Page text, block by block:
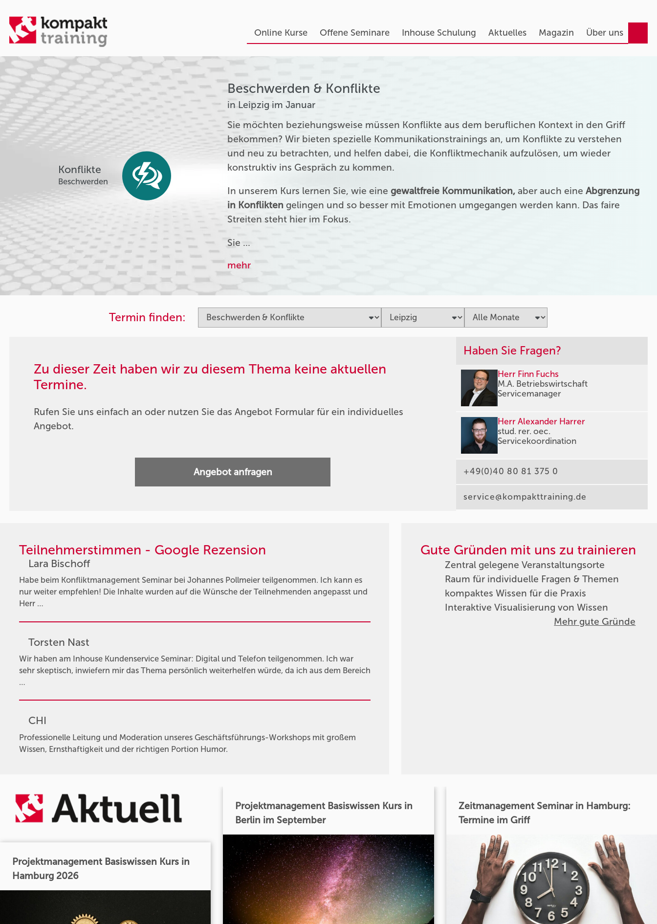
Online Kurse Offene Seminare Inhouse Schulung Aktuelles Magazin Über uns
Konflikte
Beschwerden
Beschwerden & Konflikte
in Leipzig im Januar
Sie möchten beziehungsweise müssen Konflikte aus dem beruflichen Kontext in den Griff
bekommen? Wir bieten spezielle Kommunikationstrainings an, um Konflikte zu verstehen
und neu zu betrachten, und helfen dabei, die Konfliktmechanik aufzulösen, um wieder
konstruktiv ins Gespräch zu kommen.
In unserem Kurs lernen Sie, wie einegewaltfreie Kommunikation, aber auch eineAbgrenzung
in Konflikten gelingen und so besser mit Emotionen umgegangen werden kann. Das faire
Streiten steht hier im Fokus.
Sie …
mehr
Termin finden:
Zu dieser Zeit haben wir zu diesem Thema keine aktuellen
Termine.
Rufen Sie uns einfach an oder nutzen Sie das Angebot Formular für ein individuelles
Angebot.
Angebot anfragen
Haben Sie Fragen?
Herr Finn Fuchs
M.A. Betriebswirtschaft
Servicemanager
Herr Alexander Harrer
stud. rer. oec.
Servicekoordination
+49(0)40 80 81 375 0
service@kompakttraining.de
Teilnehmerstimmen - Google Rezension
Lara Bischoff
Habe beim Konfliktmanagement Seminar bei Johannes Pollmeier teilgenommen. Ich kann es
nur weiter empfehlen! Die Inhalte wurden auf die Wünsche der Teilnehmenden angepasst und
Herr …
Torsten Nast
Wir haben am Inhouse Kundenservice Seminar: Digital und Telefon teilgenommen. Ich war
sehr skeptisch, inwiefern mir das Thema persönlich weiterhelfen würde, da ich aus dem Bereich
…
CHI
Professionelle Leitung und Moderation unseres Geschäftsführungs-Workshops mit großem
Wissen, Ernsthaftigkeit und der richtigen Portion Humor.
Gute Gründen mit uns zu trainieren
Zentral gelegene Veranstaltungsorte
Raum für individuelle Fragen & Themen
kompaktes Wissen für die Praxis
Interaktive Visualisierung von Wissen
Mehr gute Gründe
Projektmanagement Basiswissen Kurs in
Hamburg 2026
Projektmanagement Basiswissen Kurs in
Berlin im September
Zeitmanagement Seminar in Hamburg:
Termine im Griff